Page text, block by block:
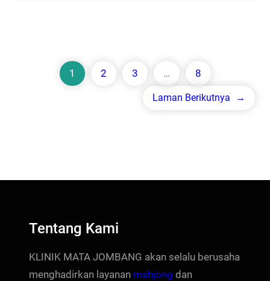
1 2 3 … 8
Laman Berikutnya →
Tentang Kami
KLINIK MATA JOMBANG akan selalu berusaha
menghadirkan layanan mahjong dan